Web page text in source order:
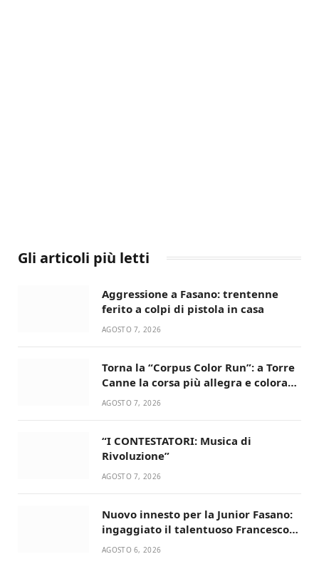
Gli articoli più letti
Aggressione a Fasano: trentenne
ferito a colpi di pistola in casa
AGOSTO 7, 2026
Torna la “Corpus Color Run”: a Torre
Canne la corsa più allegra e colorata
dell’estate!
AGOSTO 7, 2026
“I CONTESTATORI: Musica di
Rivoluzione”
AGOSTO 7, 2026
Nuovo innesto per la Junior Fasano:
ingaggiato il talentuoso Francesco
Lupo Timini
AGOSTO 6, 2026